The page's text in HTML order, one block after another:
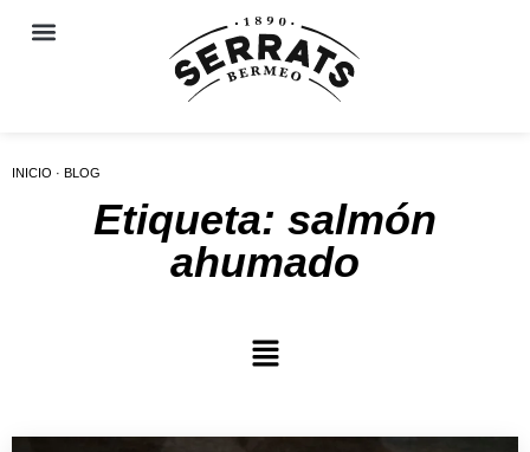
INICIO · BLOG
Etiqueta: salmón
ahumado